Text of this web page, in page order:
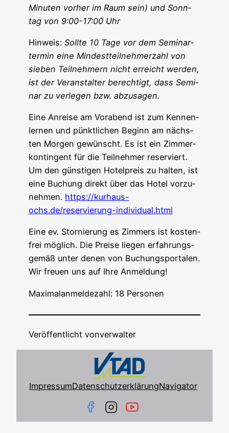
Minu­ten vor­her im Raum sein) und Sonn­
tag von 9:00-17:00 Uhr
Hin­weis: Soll­te 10 Tage vor dem Semi­nar­
ter­min eine Min­dest­teil­neh­mer­zahl von
sie­ben Teil­neh­mern nicht erreicht wer­den,
ist der Ver­an­stal­ter berech­tigt, dass Semi­
nar zu ver­le­gen bzw. abzusagen.
Eine Anrei­se am Vor­abend ist zum Ken­nen­
ler­nen und pünkt­li­chen Beginn am nächs­
ten Mor­gen gewünscht. Es ist ein Zim­mer­
kon­tin­gent für die Teil­neh­mer reser­viert.
Um den güns­ti­gen Hotel­preis zu hal­ten, ist
eine Buchung direkt über das Hotel vor­zu­
neh­men. https://kurhaus-
ochs.de/reservierung-individual.html
Eine ev. Stor­nie­rung es Zim­mers ist kos­ten­
frei mög­lich. Die Prei­se lie­gen erfah­rungs­
ge­mäß unter denen von Buchungsportalen.
Wir freu­en uns auf Ihre Anmeldung!
Maxi­mal­an­mel­de­zahl: 18 Personen
Veröffentlicht vonverwalter
ImpressumDatenschutzerklärungNavigator